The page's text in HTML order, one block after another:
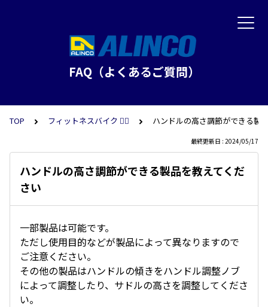
FAQ（よくあるご質問）
TOP フィットネスバイク 🚴‍♂️ ハンドルの高さ調節ができる製
最終更新日 : 2024/05/17
ハンドルの高さ調節ができる製品を教えてくだ
さい
一部製品は可能です。
ただし使用目的などが製品によって異なりますので
ご注意ください。
その他の製品はハンドルの傾きをハンドル調整ノブ
によって調整したり、サドルの高さを調整してくださ
い。